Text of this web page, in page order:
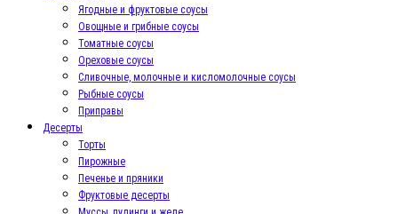
Ягодные и фруктовые соусы
Овощные и грибные соусы
Томатные соусы
Ореховые соусы
Сливочные, молочные и кисломолочные соусы
Рыбные соусы
Приправы
Десерты
Торты
Пирожные
Печенье и пряники
Фруктовые десерты